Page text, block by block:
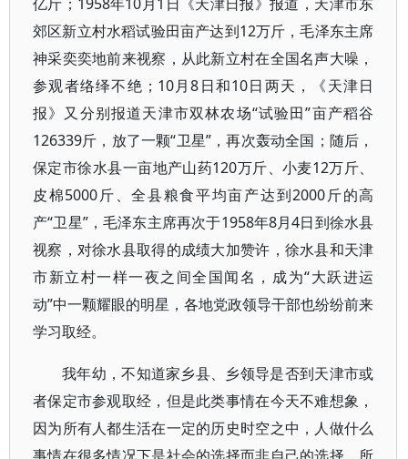
郊区新立村水稻试验田亩产达到12万斤，毛泽东主席
神采奕奕地前来视察，从此新立村在全国名声大噪，
参观者络绎不绝；10月8日和10日两天，《天津日
报》又分别报道天津市双林农场“试验田”亩产稻谷
126339斤，放了一颗“卫星”，再次轰动全国；随后，
保定市徐水县一亩地产山药120万斤、小麦12万斤、
皮棉5000斤、全县粮食平均亩产达到2000斤的高
产“卫星”，毛泽东主席再次于1958年8月4日到徐水县
视察，对徐水县取得的成绩大加赞许，徐水县和天津
市新立村一样一夜之间全国闻名，成为“大跃进运
动”中一颗耀眼的明星，各地党政领导干部也纷纷前来
学习取经。
我年幼，不知道家乡县、乡领导是否到天津市或
者保定市参观取经，但是此类事情在今天不难想象，
因为所有人都生活在一定的历史时空之中，人做什么